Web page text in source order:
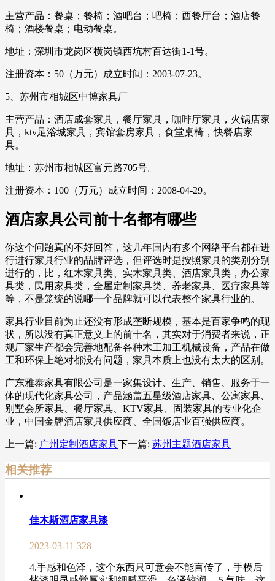
主营产品：餐桌；餐椅；酒吧台；吧椅；西餐厅台；酒店餐
椅；酒楼餐桌；电动餐桌。
地址：深圳市龙岗区横岗镇西坑村百达街1-1号。
注册资本：50（万元）成立时间：2003-07-23。
5、苏州市相城区中博家具厂
主营产品：酒店成套家具，餐厅家具，咖啡厅家具，火锅店家
具，ktv足浴城家具，宾馆套房家具，食堂桌椅，快餐店家
具。
地址：苏州市相城区富元路705号。
注册资本：100（万元）成立时间：2008-04-29。
酒店家具公司前十名都有哪些
你这个问题真的不好回答，这几年国内有多个网络平台都在进
行进行家具行业的品牌评选，但评选时是按照家具的类别分别
进行的，比，红木家具类、实木家具类、酒店家具类，办公家
具类，民用家具类，全屋定制家具类、养老家具、医疗家具等
等，不是笼统的说哪一个品牌就可以代表整个家具行业的。
家具行业目前为止还没有形成垄断规模，基本是百家争鸣的现
状，所以没有真正意义上的前十名，其实对于消费者来说，正
规厂家生产都会完善地配备各种木工加工机械设备，产品在做
工和环保上绝对都没有问题，家具本质上也没有太大的区别。
广东雅泰家具有限公司是一家集设计、生产、销售、服务于一
体的现代化家具公司，产品涵盖五星级酒店家具、公寓家具、
别墅会所家具、餐厅家具、KTV家具、固装家具的专业化企
业，中国金牌酒店家具供应商、全国饭店业百强供应商。
上一篇: 广州定制酒店家具下一篇: 苏州主题酒店家具
相关推荐
佳木斯酒店家具漆
2023-03-11 328
4.手感和色泽，这个东西只可意会不能言传了，手模后